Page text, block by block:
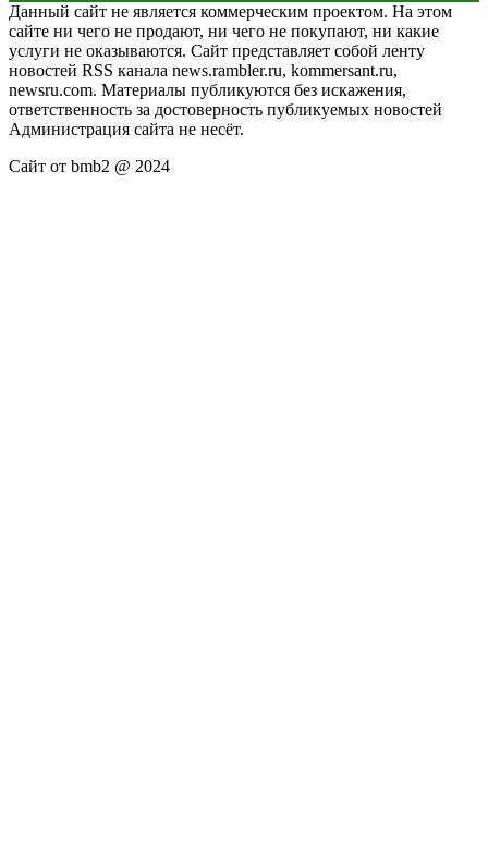
Данный сайт не является коммерческим проектом. На этом
сайте ни чего не продают, ни чего не покупают, ни какие
услуги не оказываются. Сайт представляет собой ленту
новостей RSS канала news.rambler.ru, kommersant.ru,
newsru.com. Материалы публикуются без искажения,
ответственность за достоверность публикуемых новостей
Администрация сайта не несёт.
Сайт от bmb2 @ 2024